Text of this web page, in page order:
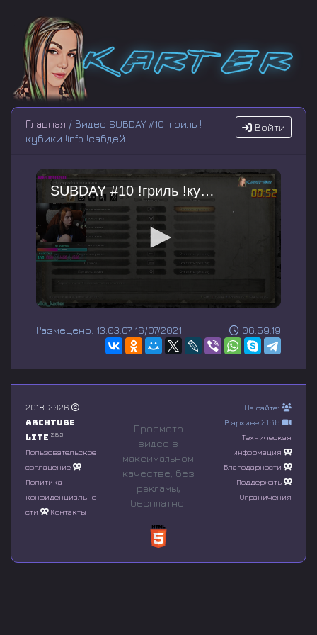
Войти
Главная / Видео SUBDAY #10 !гриль !
кубики !info !сабдей
SUBDAY #10 !гриль !кубики !info !сабдей
e
n
o
f
0
s
o
n
d
06:59:19
Размещено: 13:03:07 16/07/2021
2018-2026
Archtube
Lite 2.8.5
Пользовательское
соглашение
Политика
конфиденциально
сти
Контакты
Просмотр
видео в
максимальном
качестве, без
рeкламы,
бесплатно.
На сайте:
В архиве 2168
Техническая
информация
Благодарности
Поддержать
Ограничения